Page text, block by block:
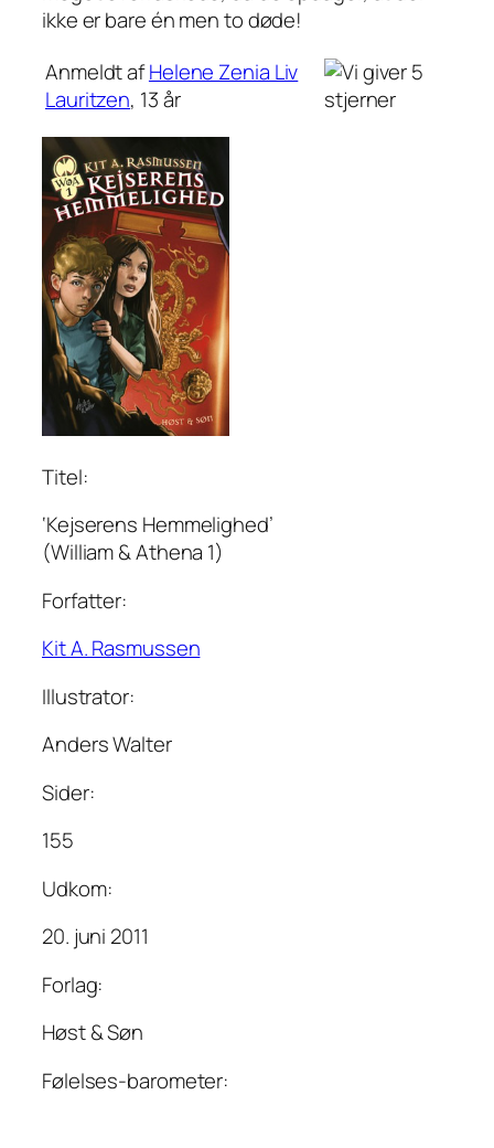
ikke er bare én men to døde!
Anmeldt afHelene Zenia Liv
Lauritzen, 13 år
Titel:
‘Kejserens Hemmelighed’
(William & Athena 1)
Forfatter:
Kit A. Rasmussen
Illustrator:
Anders Walter
Sider:
155
Udkom:
20. juni 2011
Forlag:
Høst & Søn
Følelses-barometer: